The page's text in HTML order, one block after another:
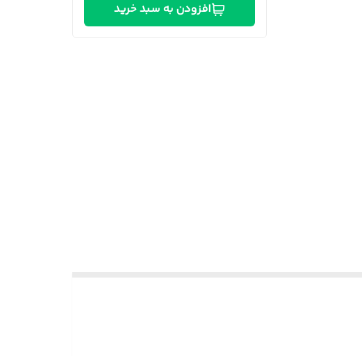
افزودن به سبد خرید